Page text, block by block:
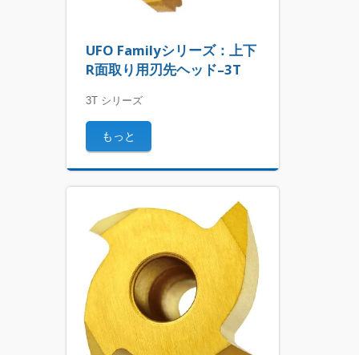
UFO Familyシリーズ：上下
R面取り用刃先ヘッド–3T
3T シリーズ
もっと